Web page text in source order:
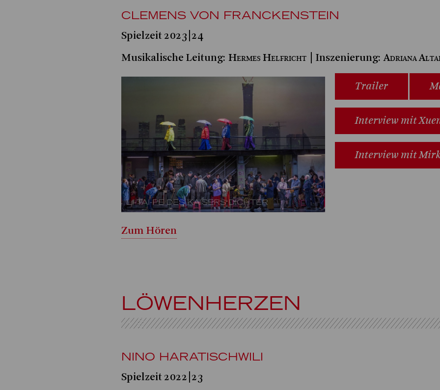
CLEMENS VON FRANCKENSTEIN
Spielzeit 2023|24
Musikalische Leitung:Hermes Helfricht | Inszenierung:Adriana
LI-TAI-PE DES KAISERS DICHTER
Zum Hören
Trailer
Interview mit
Interview mit
LÖWENHERZEN
NINO HARATISCHWILI
Spielzeit 2022|23